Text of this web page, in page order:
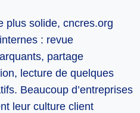
plus solide, cncres.org
: revue
partage
lecture de quelques
Beaucoup d’entreprises
leur culture client